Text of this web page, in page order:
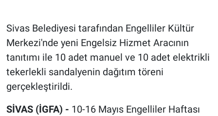
Sivas Belediyesi tarafından Engelliler Kültür
Merkezi'nde yeni Engelsiz Hizmet Aracının
tanıtımı ile 10 adet manuel ve 10 adet elektrikli
tekerlekli sandalyenin dağıtım töreni
gerçekleştirildi.
SİVAS (İGFA) - 10-16 Mayıs Engelliler Haftası